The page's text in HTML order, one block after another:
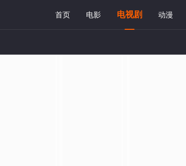
首页 电影 电视剧 动漫